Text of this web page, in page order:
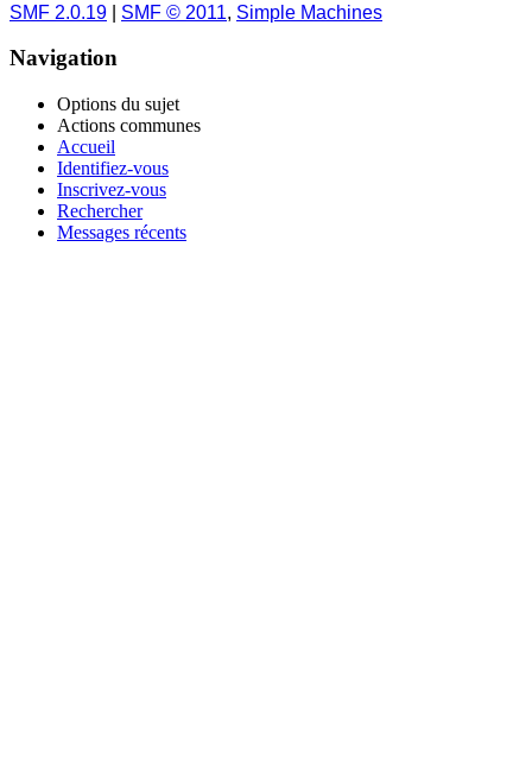
SMF 2.0.19 SMF © 2011, Simple Machines
Navigation
Options du sujet
Actions communes
Accueil
Identifiez-vous
Inscrivez-vous
Rechercher
Messages récents